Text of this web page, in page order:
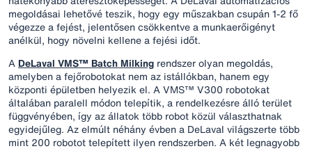
megoldásai lehetővé teszik, hogy egy műszakban csupán 1-2 fő
végezze a fejést, jelentősen csökkentve a munkaerőigényt
anélkül, hogy növelni kellene a fejési időt.
A DeLaval VMS™ Batch Milking rendszer olyan megoldás,
amelyben a fejőrobotokat nem az istállókban, hanem egy
központi épületben helyezik el. A VMS™ V300 robotokat
általában paralell módon telepítik, a rendelkezésre álló terület
függvényében, így az állatok több robot közül választhatnak
egyidejűleg. Az elmúlt néhány évben a DeLaval világszerte több
mint 200 robotot telepített ilyen rendszerben. A két legnagyobb